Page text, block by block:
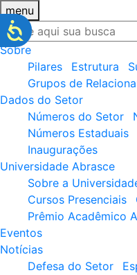
menu
Sobre
Pilares
Estrutura
Grupos de
Dados do Setor
Números do Setor
Números Estaduais
Inaugurações
Universidade Abrasce
Sobre a
Cursos Presenciais
Prêmio Acadêmico
Eventos
Notícias
Defesa do Setor